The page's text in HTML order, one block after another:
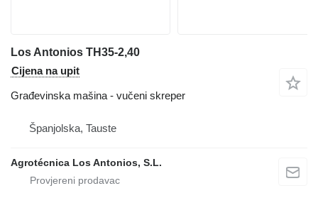
Los Antonios TH35-2,40
Cijena na upit
Građevinska mašina - vučeni skreper
Španjolska, Tauste
Agrotécnica Los Antonios, S.L.